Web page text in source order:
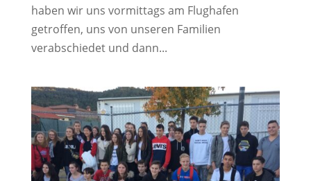
haben wir uns vormittags am Flughafen
getroffen, uns von unseren Familien
verabschiedet und dann...